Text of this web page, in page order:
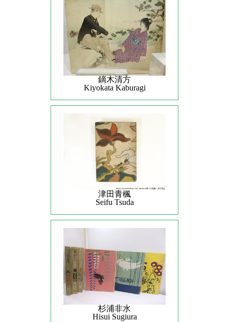
鏑木清方
Kiyokata Kaburagi
津田青楓
Seifu Tsuda
杉浦非水
Hisui Sugiura